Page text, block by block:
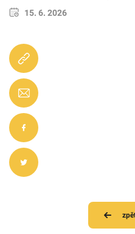
15. 6. 2026